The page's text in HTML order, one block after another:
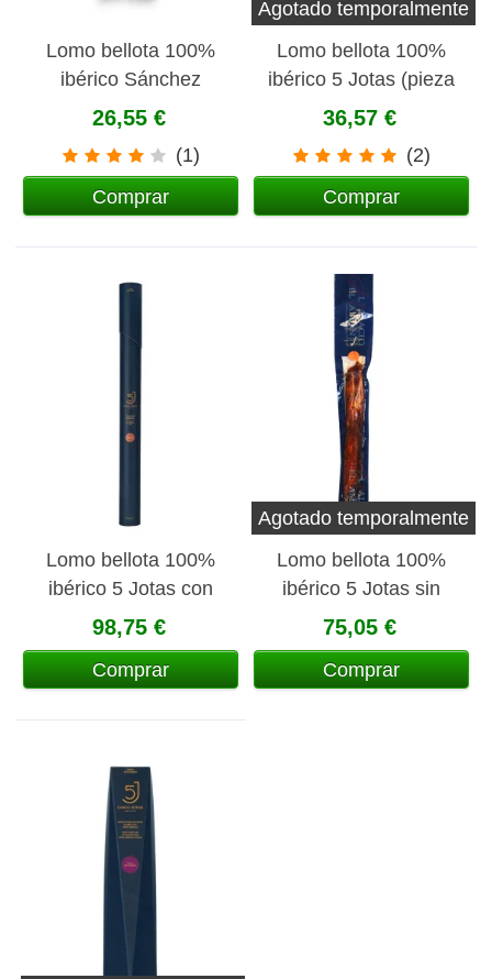
Lomo bellota 100%
ibérico Sánchez
Romero Carvajal SRC
26,55 €
(1)
Comprar
Agotado temporalmente
Lomo bellota 100%
ibérico 5 Jotas (pieza
pequeña)
36,57 €
(2)
Comprar
Lomo bellota 100%
ibérico 5 Jotas con
canister
98,75 €
Comprar
Agotado temporalmente
Lomo bellota 100%
ibérico 5 Jotas sin
canister
75,05 €
Comprar